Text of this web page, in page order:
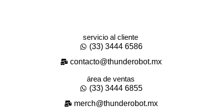
servicio al cliente
(33) 3444 6586
contacto@thunderobot.mx
área de ventas
(33) 3444 6855
merch@thunderobot.mx